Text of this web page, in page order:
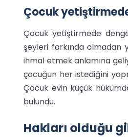
Çocuk
Çocuk yetiştirmede
şeyleri farkında olmadan
ihmal etmek anlamına
çocuğun her istediğini
Çocuk evin küçük
bulundu.
Hakları olduğu